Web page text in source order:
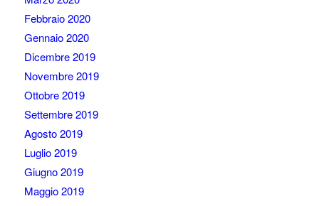
Febbraio 2020
Gennaio 2020
Dicembre 2019
Novembre 2019
Ottobre 2019
Settembre 2019
Agosto 2019
Luglio 2019
Giugno 2019
Maggio 2019